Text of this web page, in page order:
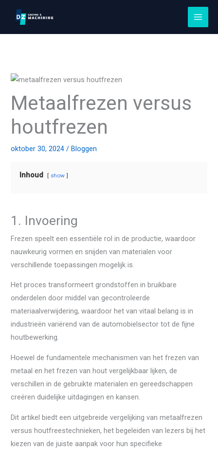
de
Metaalfrezen versus
houtfrezen
oktober 30, 2024/Bloggen
Inhoud show
1. Invoering
Frezen speelt een essentiële rol in de productie, waardoor
nauwkeurig vormen en snijden van materialen voor
verschillende toepassingen mogelijk is.
Het proces transformeert grondstoffen in bruikbare
onderdelen door middel van gecontroleerde
materiaalverwijdering, waardoor het van vitaal belang is in
industrieën variërend van de automobielsector tot de fijne
houtbewerking.
Hoewel de fundamentele mechanismen van het frezen van
metaal en het frezen van hout vergelijkbaar lijken, de
verschillen in de gebruikte materialen en gereedschappen
creëren duidelijke uitdagingen en kansen.
Dit artikel biedt een uitgebreide vergelijking van metaalfrezen
versus houtfreestechnieken, het begeleiden van lezers bij het
kiezen van de juiste aanpak voor hun specifieke